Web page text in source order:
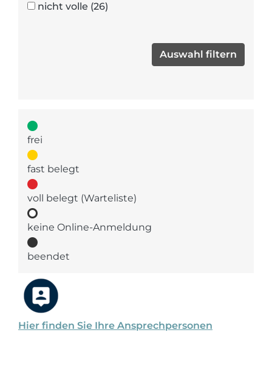
Hier finden Sie Ihre Ansprechpersonen
nicht volle (26)
frei
fast belegt
voll belegt (Warteliste)
keine Online-Anmeldung
beendet